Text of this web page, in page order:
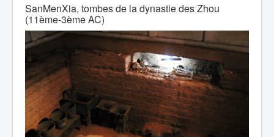
SanMenXia, tombes de la dynastie des Zhou
(11ème-3ème AC)